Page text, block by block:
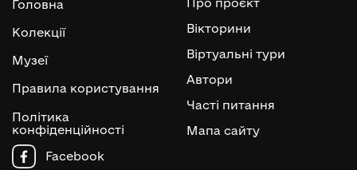
Головна
Колекції
Музеї
Правила користування
Політика
конфіденційності
Про проєкт
Вікторини
Віртуальні тури
Автори
Часті питання
Мапа сайту
Facebook